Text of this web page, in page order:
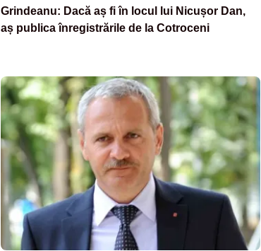
Grindeanu: Dacă aș fi în locul lui Nicușor Dan,
aș publica înregistrările de la Cotroceni